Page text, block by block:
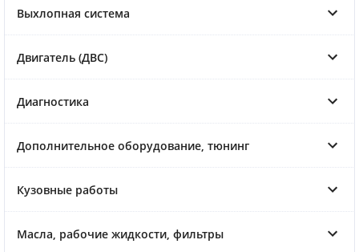
Выхлопная система
Двигатель (ДВС)
Диагностика
Дополнительное оборудование, тюнинг
Кузовные работы
Масла, рабочие жидкости, фильтры